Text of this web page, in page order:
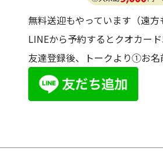
無料送迎もやっています（遠方
LINEから予約するとクオカー
友達登録後、トークより①お